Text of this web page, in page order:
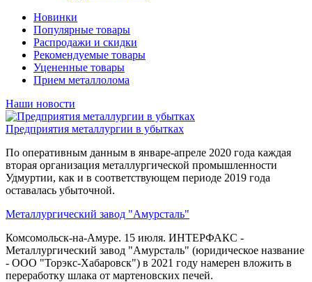
Новинки
Популярные товары
Распродажи и скидки
Рекомендуемые товары
Уцененные товары
Прием металлолома
Наши новости
Предприятия металлургии в убытках
По оперативным данным в январе-апреле 2020 года каждая
вторая организация металлургической промышленности
Удмуртии, как и в соответствующем периоде 2019 года
оставалась убыточной.
Металлургический завод "Амурсталь"
Комсомольск-на-Амуре. 15 июля. ИНТЕРФАКС -
Металлургический завод "Амурсталь" (юридическое название
- ООО "Торэкс-Хабаровск") в 2021 году намерен вложить в
переработку шлака от мартеновских печей.